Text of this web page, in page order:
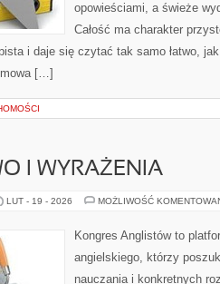
opowieściami, a świeże
Całość ma charakter
i daje się czytać tak samo łatwo,
[…]
I WYRAŻENIA
LUT - 19 - 2026 MOŻLIWOŚĆ
Kongres Anglistów to
angielskiego, którzy
nauczania i konkretnych